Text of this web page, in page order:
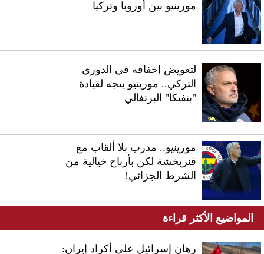
مورينيو بين أوروبا وتركيا
لتعويض إخفاقه في الدوري
التركي.. مورينيو يتجه لقيادة
"بنفيكا" البرتغالي
مورينيو.. مدرب بلا ألقاب مع
فنربخشة لكن بأرباح خيالية من
الشرط الجزائي!
المواضيع الأكثر قراءة
رهان إسرائيل على أكراد إيران: